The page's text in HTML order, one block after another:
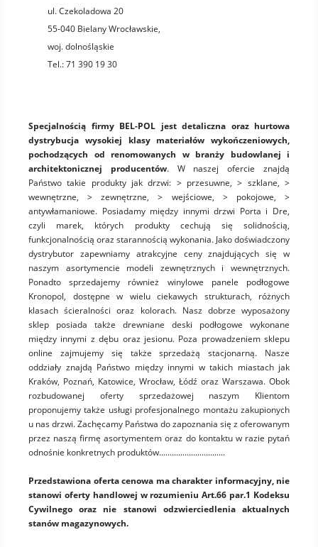
ul. Czekoladowa 20
55-040 Bielany Wrocławskie,
woj.dolnośląskie
Tel.:71 390 19 30
Specjalnością firmy BEL-POL jest detaliczna oraz hurtowa
dystrybucja wysokiej klasy materiałów wykończeniowych,
pochodzących od renomowanych w branży budowlanej i
architektonicznej producentów. W naszej ofercie znajdą
Państwo takie produkty jak drzwi: > przesuwne, > szklane, >
wewnętrzne, > zewnętrzne, > wejściowe, > pokojowe, >
antywłamaniowe. Posiadamy między innymi drzwi Porta i Dre,
czyli marek, których produkty cechują się solidnością,
funkcjonalnością oraz starannością wykonania. Jako doświadczony
dystrybutor zapewniamy atrakcyjne ceny znajdujących się w
naszym asortymencie modeli zewnętrznych i wewnętrznych.
Ponadto sprzedajemy również winylowe panele podłogowe
Kronopol, dostępne w wielu ciekawych strukturach, różnych
klasach ścieralności oraz kolorach. Nasz dobrze wyposażony
sklep posiada także drewniane deski podłogowe wykonane
między innymi z dębu oraz jesionu. Poza prowadzeniem sklepu
online zajmujemy się także sprzedażą stacjonarną. Nasze
oddziały znajdą Państwo między innymi w takich miastach jak
Kraków, Poznań, Katowice, Wrocław, Łódź oraz Warszawa. Obok
rozbudowanej oferty sprzedażowej naszym Klientom
proponujemy także usługi profesjonalnego montażu zakupionych
u nas drzwi. Zachęcamy Państwa do zapoznania się z oferowanym
przez naszą firmę asortymentem oraz do kontaktu w razie pytań
odnośnie konkretnych produktów...............................
Przedstawiona oferta cenowa ma charakter informacyjny, nie
stanowi oferty handlowej w rozumieniu Art.66 par.1 Kodeksu
Cywilnego oraz nie stanowi odzwierciedlenia aktualnych
stanów magazynowych.